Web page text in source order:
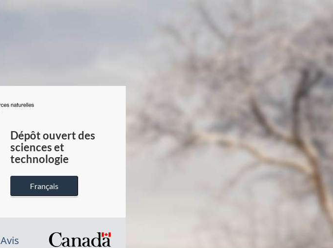
du
Canada
Dépôt ouvert des
sciences et
technologie
Français
Avis
/